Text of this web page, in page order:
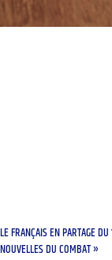
LE FRANÇAIS EN PARTAGE
NOUVELLES DU COMBAT »